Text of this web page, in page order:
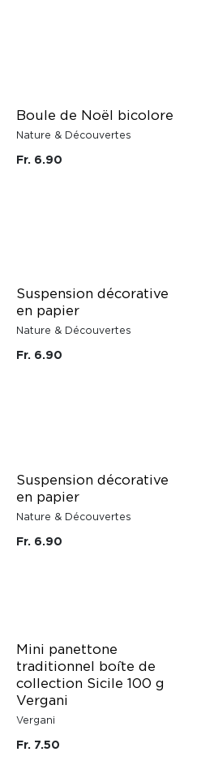
Boule de Noël bicolore
Nature & Découvertes
Fr. 6.90
Suspension décorative
en papier
Nature & Découvertes
Fr. 6.90
Suspension décorative
en papier
Nature & Découvertes
Fr. 6.90
Mini panettone
traditionnel boîte de
collection Sicile 100 g
Vergani
Vergani
Fr. 7.50